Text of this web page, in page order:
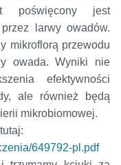
poświęcony jest
larwy owadów.
mikroflorą przewodu
owada. Wyniki nie
efektywności
ale również będą
mikrobiomowej.
649792-pl.pdf